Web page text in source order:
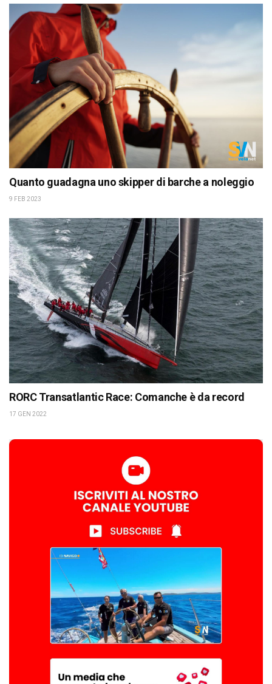
Quanto guadagna uno skipper di barche a noleggio
9 FEB 2023
RORC Transatlantic Race: Comanche è da record
17 GEN 2022